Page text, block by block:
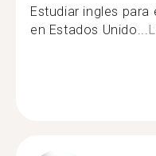
Estudiar ingles
en Estados Unido...